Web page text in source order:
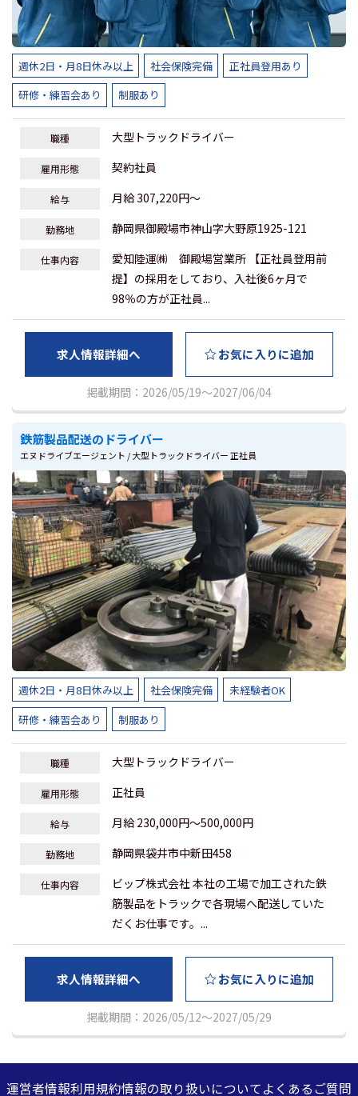
週休2日・月8日休み以上 社会保険完備
正社員登用あり
研修・練習会あり
制服あり
職種 大型トラックドライバー
雇用形態 契約社員
給与 月給 307,220円～
勤務地 静岡県御殿場市神山字大野原1925-121
仕事内容
愛知陸運㈱ 御殿場営業所 【正社員登用前
提】の採用をしており、入社後6ヶ月で
98％の方が正社員...
求人情報詳細へ お気に入りに追加
掲載期間：2026/05/19～2027/06/04
鉄筋製品配送のドライバー
エヌドライブエージェント / 大型トラックドライバー 正社員
週休2日・月8日休み以上 社会保険完備
未経験者OK
研修・練習会あり
制服あり
職種 大型トラックドライバー
雇用形態 正社員
給与 月給 230,000円～500,000円
勤務地 静岡県袋井市中新田458
仕事内容
ビップ株式会社 本社の工場で加工された鉄
筋製品をトラックで各現場へ配送していた
だくお仕事です。...
求人情報詳細へ お気に入りに追加
掲載期間：2026/05/12～2027/05/29
運営者情報利用規約情報の取り扱いについてよくあるご質問